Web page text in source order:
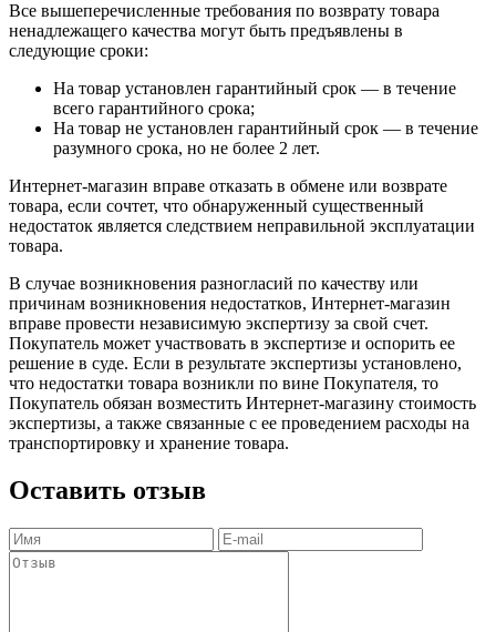
Все вышеперечисленные требования по возврату товара
ненадлежащего качества могут быть предъявлены в
следующие сроки:
На товар установлен гарантийный срок — в течение
всего гарантийного срока;
На товар не установлен гарантийный срок — в течение
разумного срока, но не более 2 лет.
Интернет-магазин вправе отказать в обмене или возврате
товара, если сочтет, что обнаруженный существенный
недостаток является следствием неправильной эксплуатации
товара.
В случае возникновения разногласий по качеству или
причинам возникновения недостатков, Интернет-магазин
вправе провести независимую экспертизу за свой счет.
Покупатель может участвовать в экспертизе и оспорить ее
решение в суде. Если в результате экспертизы установлено,
что недостатки товара возникли по вине Покупателя, то
Покупатель обязан возместить Интернет-магазину стоимость
экспертизы, а также связанные с ее проведением расходы на
транспортировку и хранение товара.
Оставить отзыв